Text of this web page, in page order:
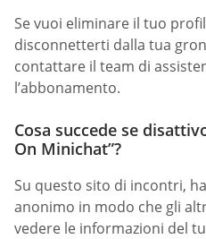
Se vuoi eliminare il tuo
disconnetterti dalla tua
contattare il team di
l’abbonamento.
Cosa succede se
On Minichat”?
Su questo sito di incontri,
anonimo in modo che gli
vedere le informazioni del